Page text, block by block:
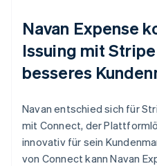
Navan Expense
Issuing mit
besseres
Navan entschied sich für
mit Connect, der
innovativ für sein
von Connect kann Navan